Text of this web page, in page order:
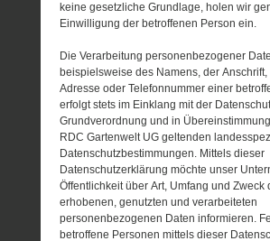
keine gesetzliche Grundlage, holen wir
Einwilligung der betroffenen Person ein.
Die Verarbeitung personenbezogener
beispielsweise des Namens, der Anschrift,
Adresse oder Telefonnummer einer
erfolgt stets im Einklang mit der
Grundverordnung und in
RDC Gartenwelt UG geltenden
Datenschutzbestimmungen. Mittels dieser
Datenschutzerklärung möchte unser
Öffentlichkeit über Art, Umfang und Zweck
erhobenen, genutzten und verarbeiteten
personenbezogenen Daten informieren.
betroffene Personen mittels dieser